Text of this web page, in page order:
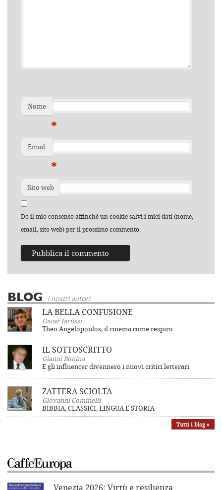
Nome
*
Email
*
Sito web
Do il mio consenso affinché un cookie salvi i miei dati (nome,
email, sito web) per il prossimo commento.
BLOG i nostri autori
LA BELLA CONFUSIONE
Oscar Iarussi
Theo Angelopoulos, il cinema come respiro
IL SOTTOSCRITTO
Gianni Bonina
E gli influencer divennero i nuovi critici letterari
ZATTERA SCIOLTA
Giovanni Cominelli
BIBBIA, CLASSICI, LINGUA E STORIA
Tutti i blog »
Venezia 2026: Virtù e resilienza